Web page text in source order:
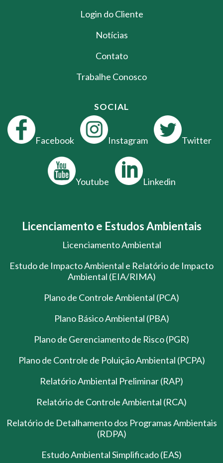
Login do Cliente
Notícias
Contato
Trabalhe Conosco
SOCIAL
Facebook Instagram Twitter
Youtube Linkedin
Licenciamento e Estudos Ambientais
Licenciamento Ambiental
Estudo de Impacto Ambiental e Relatório de Impacto
Ambiental (EIA/RIMA)
Plano de Controle Ambiental (PCA)
Plano Básico Ambiental (PBA)
Plano de Gerenciamento de Risco (PGR)
Plano de Controle de Poluição Ambiental (PCPA)
Relatório Ambiental Preliminar (RAP)
Relatório de Controle Ambiental (RCA)
Relatório de Detalhamento dos Programas Ambientais
(RDPA)
Estudo Ambiental Simplificado (EAS)